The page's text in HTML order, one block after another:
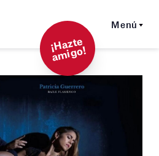
Menú
¡
Hazt
e
a
mi
g
o!